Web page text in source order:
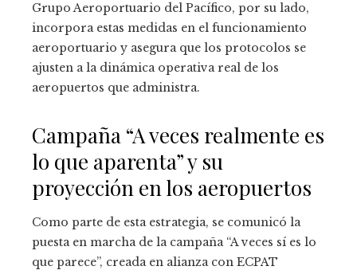
Grupo Aeroportuario del Pacífico, por su lado,
incorpora estas medidas en el funcionamiento
aeroportuario y asegura que los protocolos se
ajusten a la dinámica operativa real de los
aeropuertos que administra.
Campaña “A veces realmente es
lo que aparenta” y su
proyección en los aeropuertos
Como parte de esta estrategia, se comunicó la
puesta en marcha de la campaña “A veces sí es lo
que parece”, creada en alianza con ECPAT